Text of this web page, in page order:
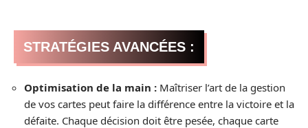
STRATÉGIES AVANCÉES :
Optimisation de la main : Maîtriser l’art de la gestion
de vos cartes peut faire la différence entre la victoire et la
défaite. Chaque décision doit être pesée, chaque carte